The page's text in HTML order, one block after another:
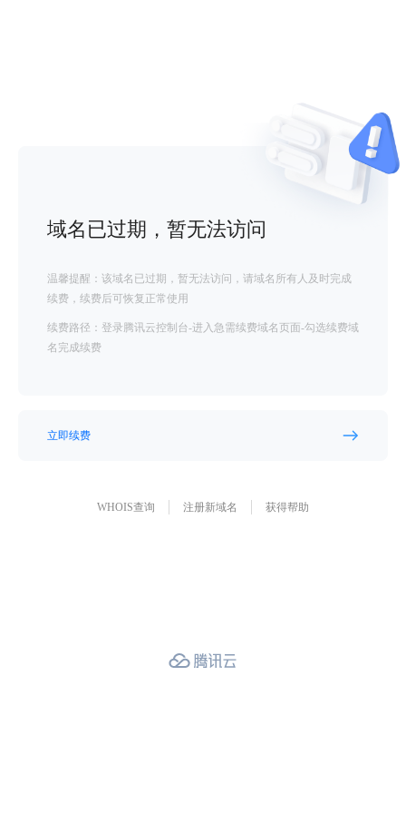
域名已过期，暂无法访问
温馨提醒：该域名已过期，暂无法访问，请域名所有人及时完成
续费，续费后可恢复正常使用
续费路径：登录腾讯云控制台-进入急需续费域名页面-勾选续费域
名完成续费
立即续费
WHOIS查询 注册新域名 获得帮助